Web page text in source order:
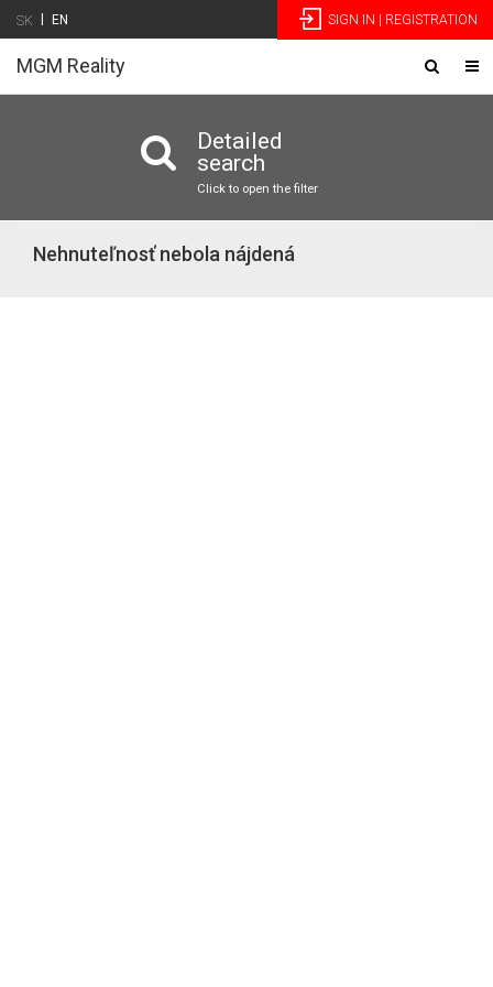
SK | EN SIGN IN | REGISTRATION
Toggle
MGM Reality
Detailed
search
Click to open the filter
Nehnuteľnosť nebola nájdená